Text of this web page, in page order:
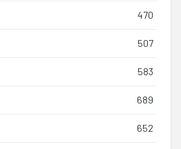
470
507
583
689
652